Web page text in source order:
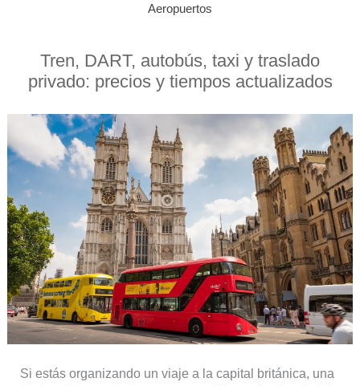
Aeropuertos
Tren, DART, autobús, taxi y traslado
privado: precios y tiempos actualizados
Si estás organizando un viaje a la capital británica, una